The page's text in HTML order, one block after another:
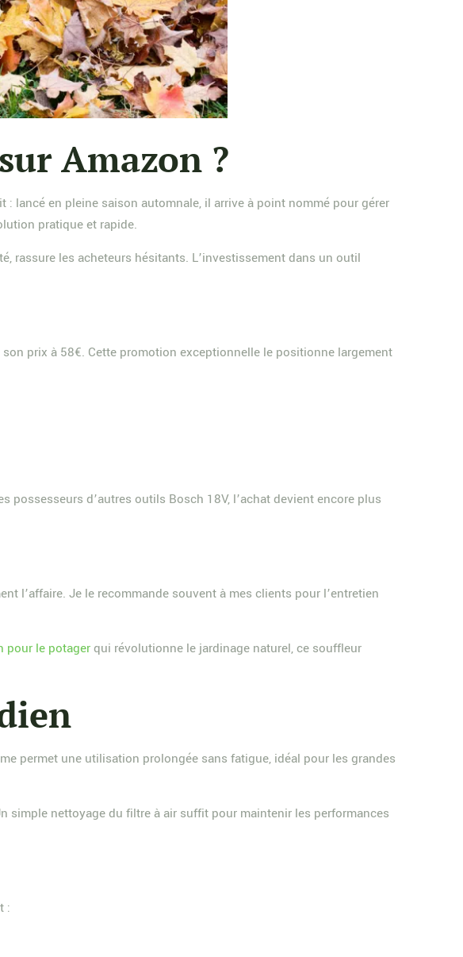
Amazon ?
lancé en pleine saison automnale, il arrive à point nommé pour gérer
pratique et rapide.
rassure les acheteurs hésitants. L’investissement dans un outil
prix à 58€. Cette promotion exceptionnelle le positionne largement
d’autres outils Bosch 18V, l’achat devient encore plus
l’affaire. Je le recommande souvent à mes clients pour l’entretien
pour le potagerqui révolutionne le jardinage naturel, ce souffleur
permet une utilisation prolongée sans fatigue, idéal pour les grandes
simple nettoyage du filtre à air suffit pour maintenir les performances
: